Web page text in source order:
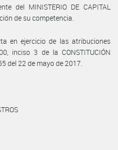
del MINISTERIO DE CAPITAL
de su competencia.
en ejercicio de las atribuciones
inciso 3 de la CONSTITUCIÓN
del 22 de mayo de 2017.